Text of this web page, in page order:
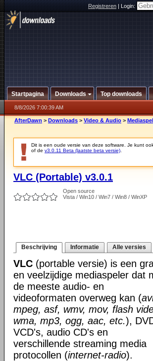
Registreren|Login:
Startpagina Downloads Top downloads
8/8/2026 7:00:39 AM
AfterDawn > Downloads > Video & Audio >
Dit is een oude versie van deze software. Je kunt
of de v3.0.11 Beta (laatste beta versie)
VLC (Portable) v3.0.1
Open source
Vista / Win10 / Win7 / Win8 / WinXP
Beschrijving Informatie Alle versies
VLC (portable versie) is een
en veelzijdige mediaspeler dat
de meeste audio- en
videoformaten overweg kan (
mpeg, asf, wmv, mov, flash
wma, mp3, ogg, aac, etc.),
VCD's, audio CD's en
verschillende streaming media
protocollen (internet-radio).